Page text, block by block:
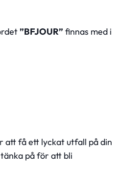
”BFJOUR”finnas med i
att få ett lyckat utfall på din
på för att bli